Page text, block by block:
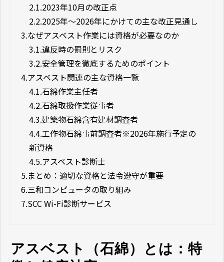
2.1.2023年10月の改正点
2.2.2025年〜2026年にかけての主な改正見通し
3.なぜアスベスト作業には資格が必要なのか
3.1.違反時の罰則とリスク
3.2.安全管理を徹底するためのポイント
4.アスベスト関連の主な資格一覧
4.1.石綿作業主任者
4.2.石綿取扱作業従事者
4.3.建築物石綿含有建材調査者
4.4.工作物石綿事前調査者※2026年施行予定の
新資格
4.5.アスベスト診断士
5.まとめ：適切な資格と法令遵守が重要
6.三和コンピュータの取り組み
7.SCC Wi-Fi診断サービス
アスベスト（石綿）とは：特